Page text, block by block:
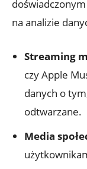
na analizie
Streaming
czy Apple
danych o
odtwarzane.
Media